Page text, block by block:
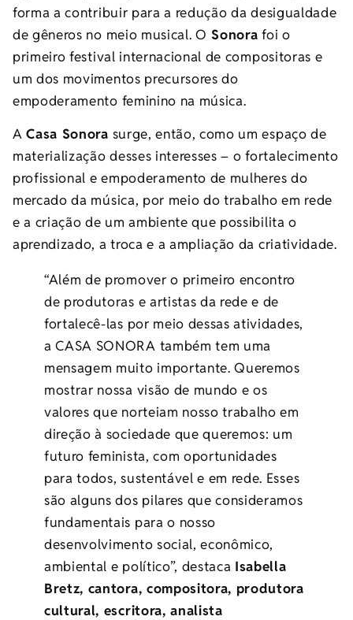
forma a contribuir para a redução da desigualdade
de gêneros no meio musical. O Sonora foi o
primeiro festival internacional de compositoras e
um dos movimentos precursores do
empoderamento feminino na música.
ACasa Sonora surge, então, como um espaço de
materialização desses interesses – o fortalecimento
profissional e empoderamento de mulheres do
mercado da música, por meio do trabalho em rede
e a criação de um ambiente que possibilita o
aprendizado, a troca e a ampliação da criatividade.
“Além de promover o primeiro encontro
de produtoras e artistas da rede e de
fortalecê-las por meio dessas atividades,
a CASA SONORA também tem uma
mensagem muito importante. Queremos
mostrar nossa visão de mundo e os
valores que norteiam nosso trabalho em
direção à sociedade que queremos: um
futuro feminista, com oportunidades
para todos, sustentável e em rede. Esses
são alguns dos pilares que consideramos
fundamentais para o nosso
desenvolvimento social, econômico,
ambiental e político”, destaca Isabella
Bretz, cantora, compositora, produtora
cultural, escritora, analista